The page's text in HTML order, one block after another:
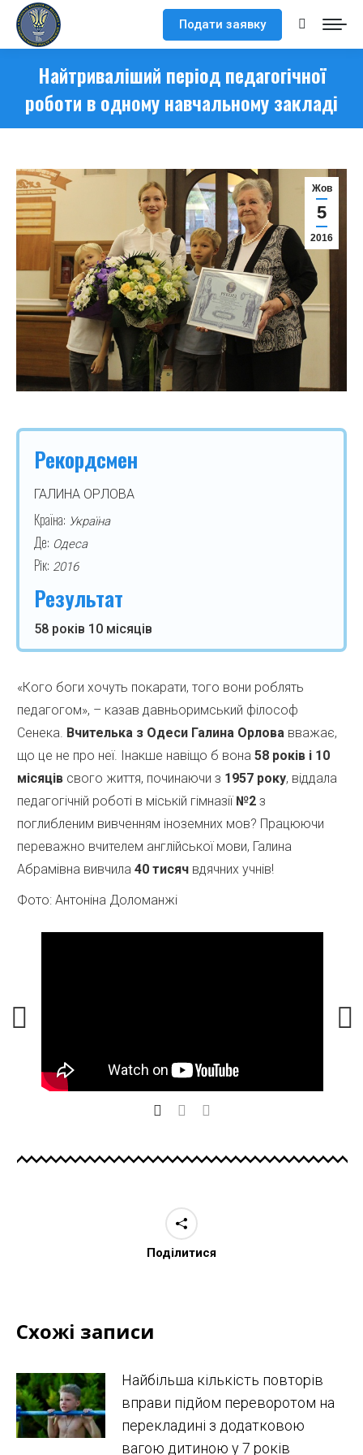
Подати заявку Search:
Найтриваліший період педагогічної
роботи в одному навчальному закладі
Жов
5
2016
Рекордсмен
ГАЛИНА ОРЛОВА
Країна: Україна
Де: Одеса
Рік: 2016
Результат
58 років 10 місяців
«Кого боги хочуть покарати, того вони роблять
педагогом», – казав давньоримський філософ
Сенека. Вчителька з Одеси Галина Орловавважає,
що це не про неї. Інакше навіщо б вона 58 років і 10
місяцівсвого життя, починаючи з 1957 року, віддала
педагогічній роботі в міській гімназії №2з
поглибленим вивченням іноземних мов? Працюючи
переважно вчителем англійської мови, Галина
Абрамівна вивчила 40 тисячвдячних учнів!
Фото: Антоніна Доломанжі
Поділитися
Схожі записи
Найбільша кількість повторів
вправи підйом переворотом на
перекладині з додатковою
вагою дитиною у 7 років